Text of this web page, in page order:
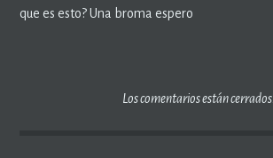
que es esto? Una broma espero
Los comentarios están cerrados.